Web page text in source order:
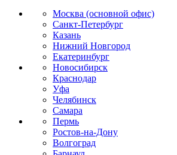
Москва (основной офис)
Санкт-Петербург
Казань
Нижний Новгород
Екатеринбург
Новосибирск
Краснодар
Уфа
Челябинск
Самара
Пермь
Ростов-на-Дону
Волгоград